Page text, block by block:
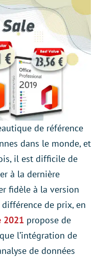
de référence
dans le monde, et
il est difficile de
à la dernière
fidèle à la version
de prix, en
2021 propose de
l’intégration de
de données